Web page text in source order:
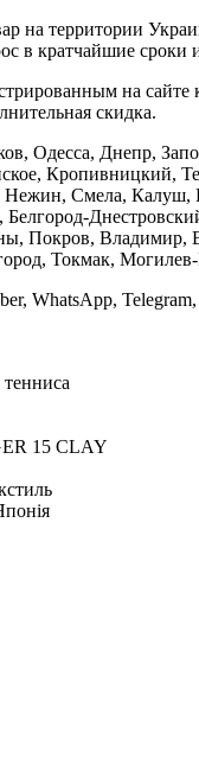
на территории
в кратчайшие сроки
на
скидка.
Одесса, Днепр,
Кропивницкий,
Смела, Калуш,
Покров, Владимир,
Токмак,
WhatsApp,
тенниса
15 CLAY